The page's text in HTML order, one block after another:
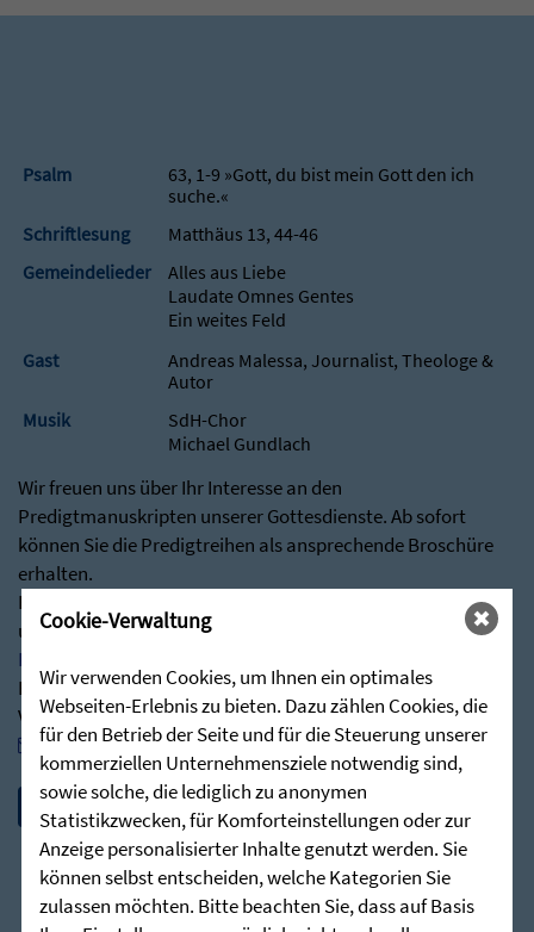
Psalm
63, 1-9 »Gott, du bist mein Gott den ich
suche.«
Schriftlesung
Matthäus 13, 44-46
Gemeindelieder
Alles aus Liebe
Laudate Omnes Gentes
Ein weites Feld
Gast
Andreas Malessa, Journalist, Theologe &
Autor
Musik
SdH-Chor
Michael Gundlach
Wir freuen uns über Ihr Interesse an den
Predigtmanuskripten unserer Gottesdienste. Ab sofort
können Sie die Predigtreihen als ansprechende Broschüre
erhalten.
Besuchen Sie hierfür gerne über nachstehenden Link
unseren Shop:
Predigten - Die Zieglerschen (stunde-des-hoechsten.de)
Bei Rückfragen stehen wir Ihnen jederzeit sehr gerne zur
Verfügung:
post@stunde-des-hoechsten.de
Cookie-Verwaltung
Wir verwenden Cookies, um Ihnen ein optimales
Webseiten-Erlebnis zu bieten. Dazu zählen Cookies, die
für den Betrieb der Seite und für die Steuerung unserer
kommerziellen Unternehmensziele notwendig sind,
sowie solche, die lediglich zu anonymen
Statistikzwecken, für Komforteinstellungen oder zur
Anzeige personalisierter Inhalte genutzt werden. Sie
können selbst entscheiden, welche Kategorien Sie
zulassen möchten. Bitte beachten Sie, dass auf Basis